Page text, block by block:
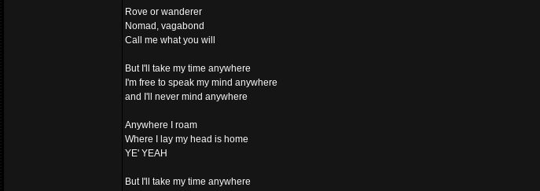
Rove or wanderer
Nomad, vagabond
Call me what you will
But I'll take my time anywhere
I'm free to speak my mind anywhere
and I'll never mind anywhere
Anywhere I roam
Where I lay my head is home
YE' YEAH
But I'll take my time anywhere